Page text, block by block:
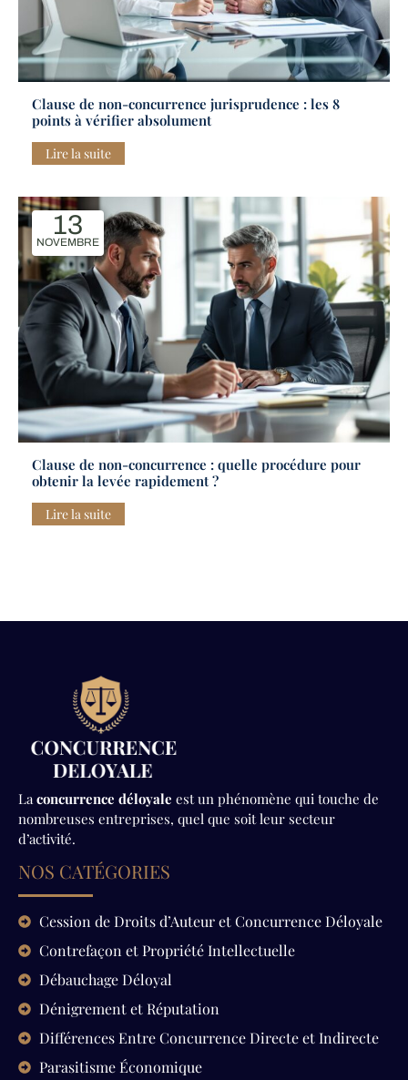
Clause de non-concurrence jurisprudence : les 8
points à vérifier absolument
Lire la suite
13
NOVEMBRE
Clause de non-concurrence : quelle procédure pour
obtenir la levée rapidement ?
Lire la suite
Laconcurrence déloyale est un phénomène qui touche de
nombreuses entreprises, quel que soit leur secteur
d’activité.
NOS CATÉGORIES
Cession de Droits d’Auteur et Concurrence Déloyale
Contrefaçon et Propriété Intellectuelle
Débauchage Déloyal
Dénigrement et Réputation
Différences Entre Concurrence Directe et Indirecte
Parasitisme Économique